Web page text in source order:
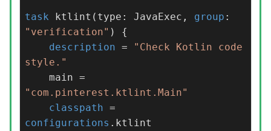
task ktlint(type: JavaExec, group
"verification" ) {
description =
"Check Kotlin code
style."
"com.pinterest.ktlint.Main"
classpath
configurations .ktlint